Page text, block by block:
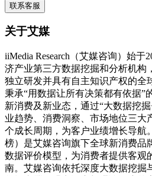
联系客服
关于艾媒
iiMedia Research（艾媒咨询）始
济产业第三方数据挖掘和分析机构
独立研发并具有自主知识产权的全
秉承“用数据让所有决策都有依据”
新消费及新业态，通过“大数据挖
业趋势、消费洞察、市场地位三大
个成长周期，为客户业绩增长导航
榜）是艾媒咨询旗下全球新消费品
数据评价模型，为消费者提供客观
南。艾媒咨询依托深度大数据挖掘